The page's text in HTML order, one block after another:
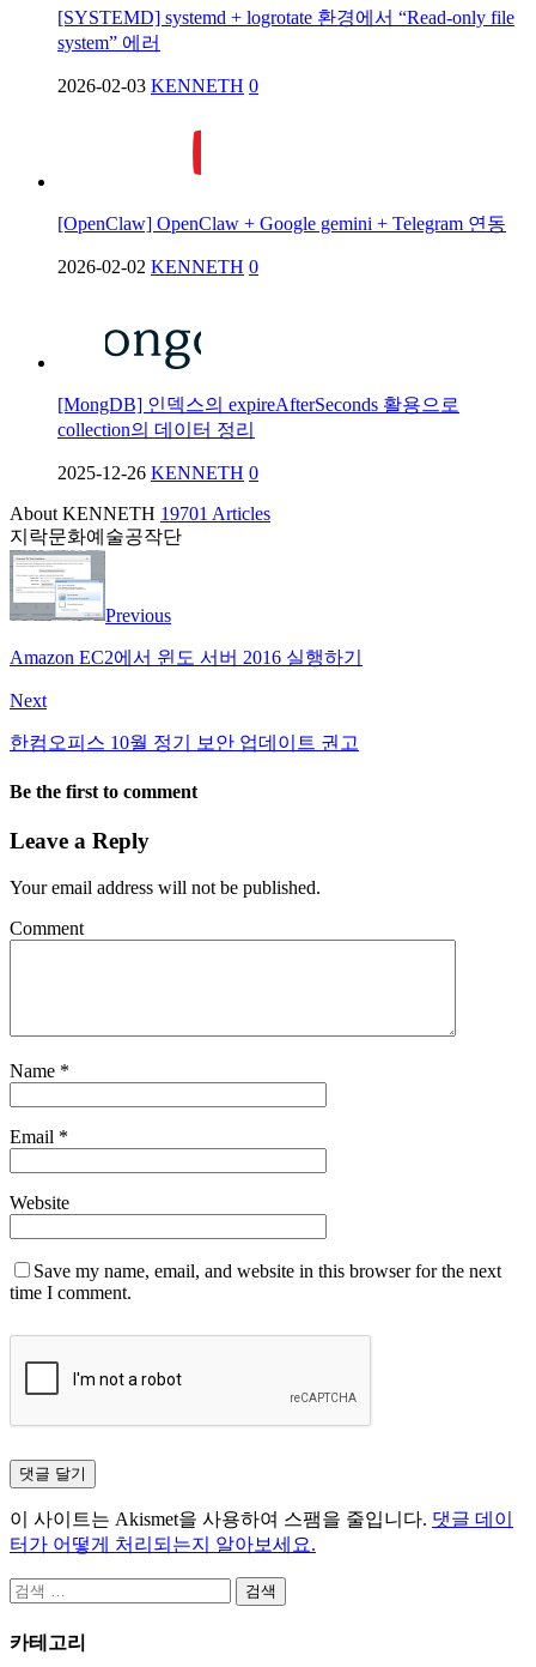
[SYSTEMD] systemd + logrotate 환경에서 “Read-only file
system” 에러
2026-02-03 KENNETH 0
[OpenClaw] OpenClaw + Google gemini + Telegram 연동
2026-02-02 KENNETH 0
[MongDB] 인덱스의 expireAfterSeconds 활용으로
collection의 데이터 정리
2025-12-26 KENNETH 0
About KENNETH 19701 Articles
지락문화예술공작단
Previous
Amazon EC2에서 윈도 서버 2016 실행하기
Next
한컴오피스 10월 정기 보안 업데이트 권고
Be the first to comment
Leave a Reply
Your email address will not be published.
Comment
Name *
Email *
Website
Save my name, email, and website in this browser for the next
time I comment.
이 사이트는 Akismet을 사용하여 스팸을 줄입니다. 댓글 데이
터가 어떻게 처리되는지 알아보세요.
검
카테고리